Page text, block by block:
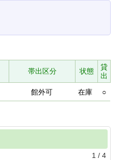
帯出区分 状態
貸
出
館外可 在庫 ○
1 / 4